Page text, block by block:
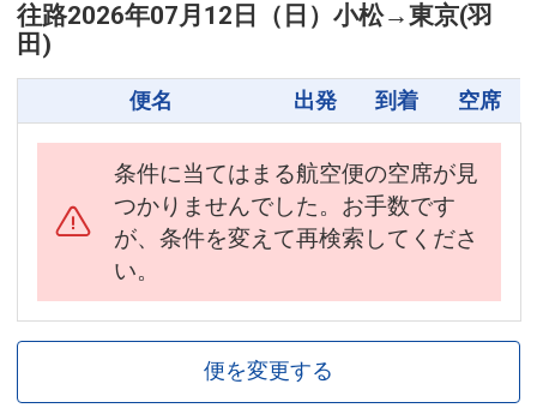
往路2026年07月12日（日） 小松→東京(羽
田)
便名 出発 到着 空席
条件に当てはまる航空便の空席が見
つかりませんでした。お手数です
が、条件を変えて再検索してくださ
い。
便を変更する